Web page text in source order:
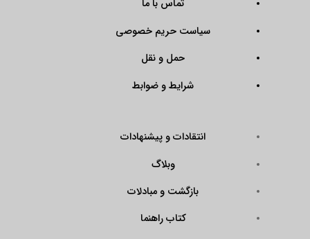
تماس با ما
سیاست حریم خصوصی
حمل و نقل
شرایط و ضوابط
انتقادات و پیشنهادات
وبلاگ
بازگشت و مبادلات
کتاب راهنما